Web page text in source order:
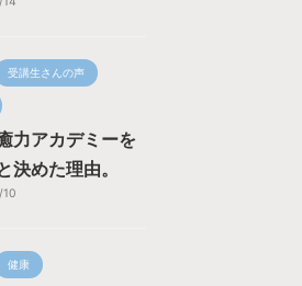
受講生さんの声
力アカデミーを
決めた理由。
10
健康